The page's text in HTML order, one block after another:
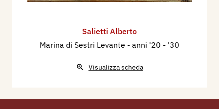
Salietti Alberto
Marina di Sestri Levante - anni '20 - '30
Visualizza scheda